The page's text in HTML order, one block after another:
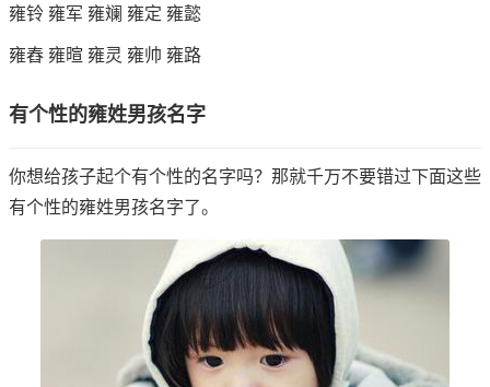
雍铃 雍军 雍斓 雍定 雍懿
雍舂 雍暄 雍灵 雍帅 雍路
有个性的雍姓男孩名字
你想给孩子起个有个性的名字吗？那就千万不要错过下面这些
有个性的雍姓男孩名字了。